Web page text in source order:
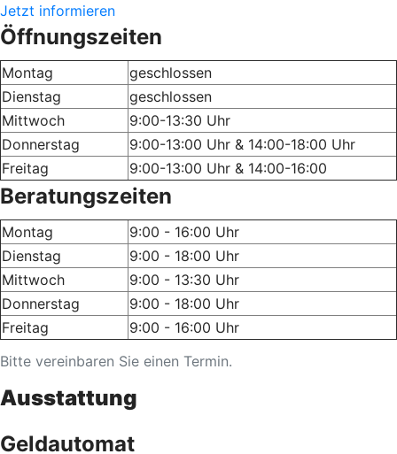
Jetzt informieren
Öffnungszeiten
Montag
geschlossen
Dienstag
geschlossen
Mittwoch
9:00-13:30 Uhr
Donnerstag
9:00-13:00 Uhr & 14:00-18:00 Uhr
Freitag
9:00-13:00 Uhr & 14:00-16:00
Beratungszeiten
Bitte vereinbaren Sie einen Termin.
Montag
9:00 - 16:00 Uhr
Dienstag
9:00 - 18:00 Uhr
Mittwoch
9:00 - 13:30 Uhr
Donnerstag
9:00 - 18:00 Uhr
Freitag
9:00 - 16:00 Uhr
Ausstattung
Geldautomat